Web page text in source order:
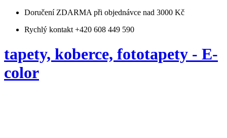
Doručení ZDARMA při objednávce nad 3000 Kč
Rychlý kontakt +420 608 449 590
tapety, koberce, fototapety - E-
color